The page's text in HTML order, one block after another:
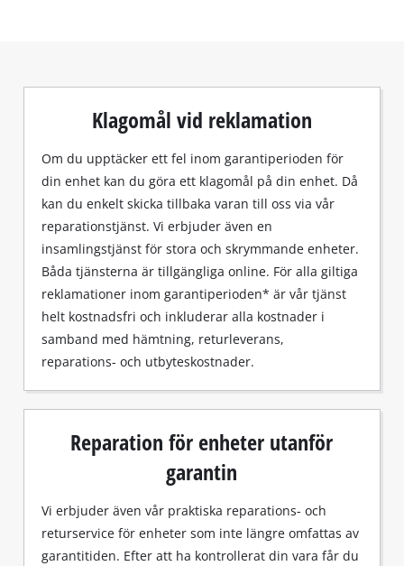
Klagomål vid reklamation
Om du upptäcker ett fel inom garantiperioden för
din enhet kan du göra ett klagomål på din enhet. Då
kan du enkelt skicka tillbaka varan till oss via vår
reparationstjänst. Vi erbjuder även en
insamlingstjänst för stora och skrymmande enheter.
Båda tjänsterna är tillgängliga online. För alla giltiga
reklamationer inom garantiperioden* är vår tjänst
helt kostnadsfri och inkluderar alla kostnader i
samband med hämtning, returleverans,
reparations- och utbyteskostnader.
Reparation för enheter utanför
garantin
Vi erbjuder även vår praktiska reparations- och
returservice för enheter som inte längre omfattas av
garantitiden. Efter att ha kontrollerat din vara får du